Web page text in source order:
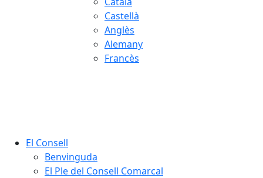
Castellà
Anglès
Alemany
Francès
El Consell
Benvinguda
El Ple del Consell Comarcal